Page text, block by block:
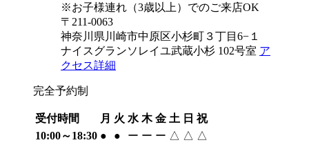
※お子様連れ（3歳以上）でのご来店OK
〒211-0063
神奈川県川崎市中原区小杉町３丁目6−１
ナイスグランソレイユ武蔵小杉 102号室 ア
クセス詳細
完全予約制
受付時間 月 火 水 木 金 土 日 祝
10:00～18:30 ● ● ー ー ー △ △ △